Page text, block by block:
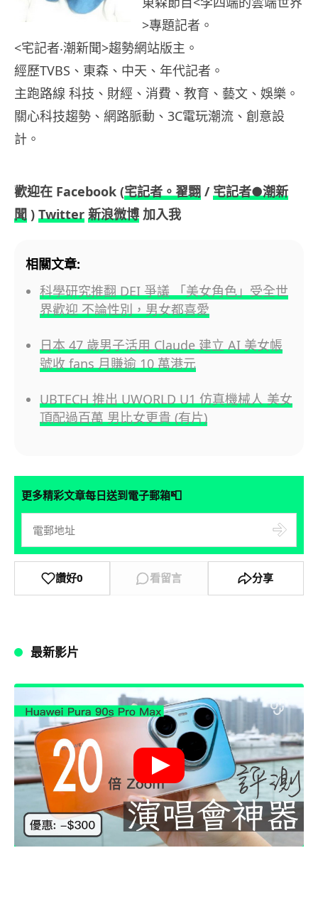
>專題記者。
<宅記者‧潮新聞>趨勢網站版主。
經歷TVBS、東森、中天、年代記者。
主跑路線 科技、財經、消費、教育、藝文、娛樂。
關心科技趨勢、網路脈動、3C電玩潮流、創意設
計。
歡迎在 Facebook (宅記者。翟翾 / 宅記者●潮新
聞 ) Twitter 新浪微博 加入我
相關文章:
科學研究推翻 DEI 爭議 「美女角色」受全世
界歡迎 不論性別，男女都喜愛
日本 47 歲男子活用 Claude 建立 AI 美女帳
號收 fans 月賺逾 10 萬港元
UBTECH 推出 UWORLD U1 仿真機械人 美女
頂配過百萬 男比女更貴 (有片)
更多精彩文章每日送到電子郵箱📮
讚好0 看留言 分享
最新影片